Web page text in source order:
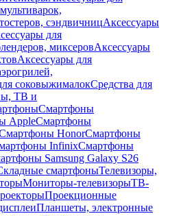
сэндвичницАксессуары
для
миксеровАксессуары
Аксессуары для
соковыжималокСредства для
ТВ и
Смартфоны
AppleСмартфоны
HonorСмартфоны
InfinixСмартфоны
Samsung Galaxy S26
смартфоныТелевизоры,
Мониторы-телевизорыТВ-
Проекционные
Планшеты, электронные